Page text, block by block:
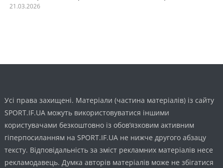
21.03.2026
Усі права захищені. Матеріали (частина матеріалів) із сайту
SPORT.IF.UA можуть використовуватися іншими
користувачами безкоштовно із обов’язковим активним
гіперпосиланням на SPORT.IF.UA не нижче другого абзацу
тексту. Відповідальність за зміст рекламних матеріалів несе
рекламодавець. Думка авторів матеріалів може не збігатися